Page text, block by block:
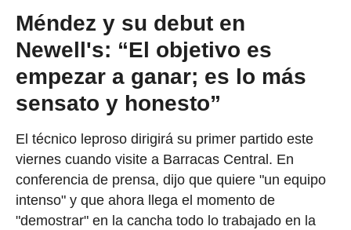
Méndez y su debut en
Newell's: “El objetivo es
empezar a ganar; es lo más
sensato y honesto”
El técnico leproso dirigirá su primer partido este
viernes cuando visite a Barracas Central. En
conferencia de prensa, dijo que quiere "un equipo
intenso" y que ahora llega el momento de
"demostrar" en la cancha todo lo trabajado en la